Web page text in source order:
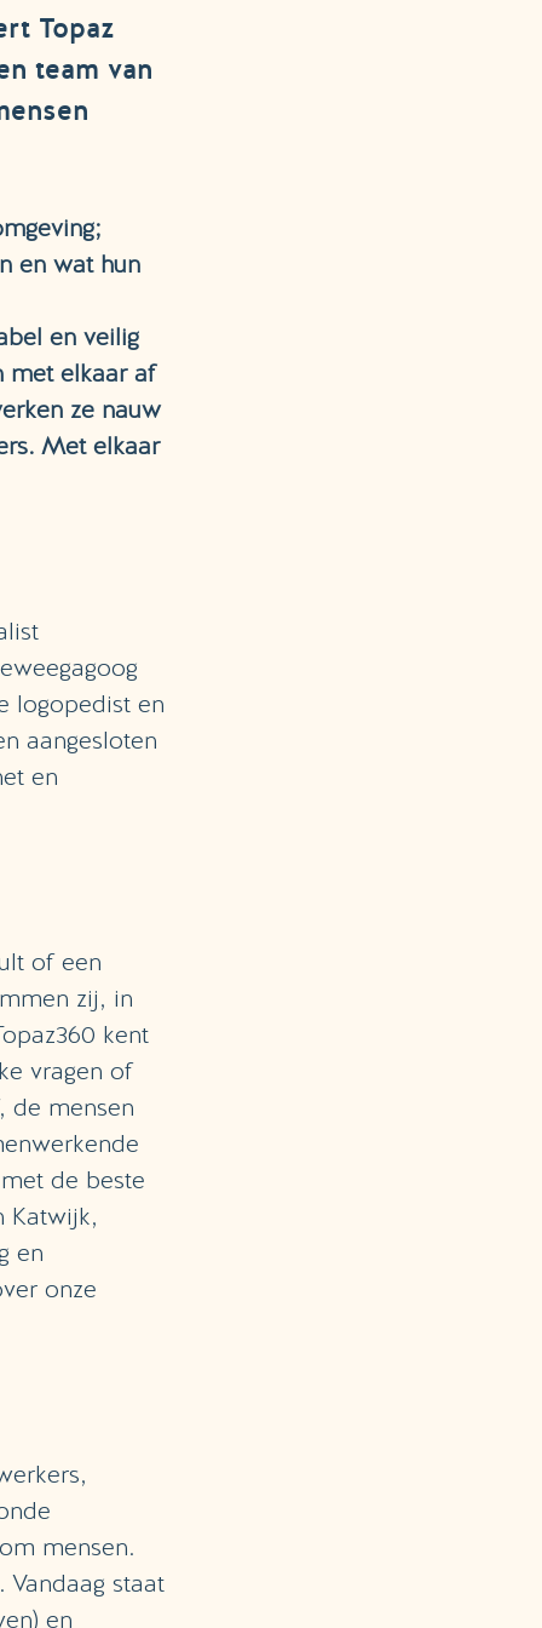
Topaz
team van
en wat hun
en veilig
met elkaar af
ze nauw
Met elkaar
logopedist en
aangesloten
en
of een
zij, in
kent
vragen of
de mensen
de beste
Katwijk,
en
onze
mensen.
staat
en